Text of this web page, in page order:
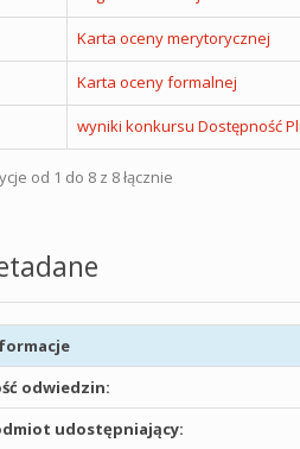
Karta oceny merytorycznej
Karta oceny formalnej
wyniki konkursu Dostępność
od 1 do 8 z 8 łącznie
odwiedzin:
udostępniający: